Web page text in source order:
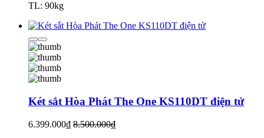
TL: 90kg
Két sắt Hòa Phát The One KS110DT điện tử
6.399.000₫ 8.500.000₫